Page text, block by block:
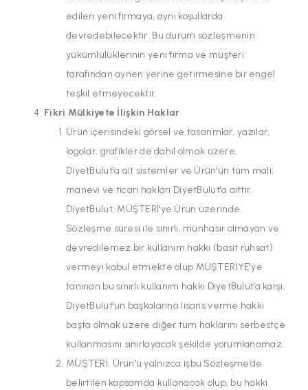
edilen yeni firmaya, aynı koşullarda
devredebilecektir. Bu durum sözleşmenin
yükümlülüklerinin yeni firma ve müşteri
tarafından aynen yerine getirmesine bir engel
teşkil etmeyecektir.
Fikri Mülkiyete İlişkin Haklar
Ürün içerisindeki görsel ve tasarımlar, yazılar,
logolar, grafikler de dahil olmak üzere,
DiyetBulut'a ait sistemler ve Ürün'ün tüm mali,
manevi ve ticari hakları DiyetBulut'a aittir.
DiyetBulut, MÜŞTERİ'ye Ürün üzerinde
Sözleşme süresi ile sınırlı, münhasır olmayan ve
devredilemez bir kullanım hakkı (basit ruhsat)
vermeyi kabul etmekte olup MÜŞTERİYE'ye
tanınan bu sınırlı kullanım hakkı DiyetBulut’a karşı,
DiyetBulut'un başkalarına lisans verme hakkı
başta olmak üzere diğer tüm haklarını serbestçe
kullanmasını sınırlayacak şekilde yorumlanamaz.
MÜŞTERİ, Ürün'ü yalnızca işbu Sözleşme’de
belirtilen kapsamda kullanacak olup, bu hakkı